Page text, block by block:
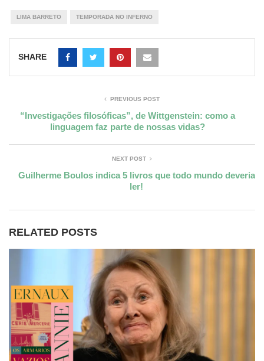
LIMA BARRETO TEMPORADA NO INFERNO
SHARE
PREVIOUS POST
“Investigações filosóficas”, de Wittgenstein: como a
linguagem faz parte de nossas vidas?
NEXT POST
Guilherme Boulos indica 5 livros que todo mundo deveria
ler!
RELATED POSTS